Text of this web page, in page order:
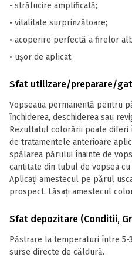
• strălucire amplificată;
• vitalitate surprinzătoare;
• acoperire perfectă a firelor
• ușor de aplicat.
Sfat utilizare/preparare/
Vopseaua permanentă pentru
închiderea, deschiderea sau
Rezultatul colorării poate diferi
de tratamentele anterioare
spălarea părului înainte de
cantitate din tubul de vopsea
Aplicați amestecul pe părul
prospect. Lăsați amestecul
Sfat depozitare (Conditii,
Păstrare la temperaturi între 5-
surse directe de căldură.